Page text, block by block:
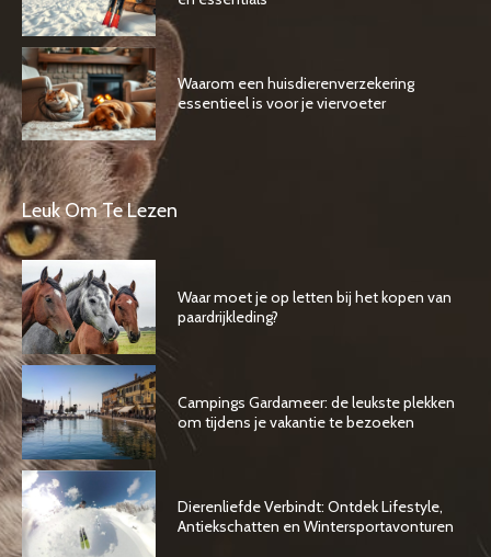
Waarom een huisdierenverzekering
essentieel is voor je viervoeter
Leuk Om Te Lezen
Waar moet je op letten bij het kopen van
paardrijkleding?
Campings Gardameer: de leukste plekken
om tijdens je vakantie te bezoeken
Dierenliefde Verbindt: Ontdek Lifestyle,
Antiekschatten en Wintersportavonturen